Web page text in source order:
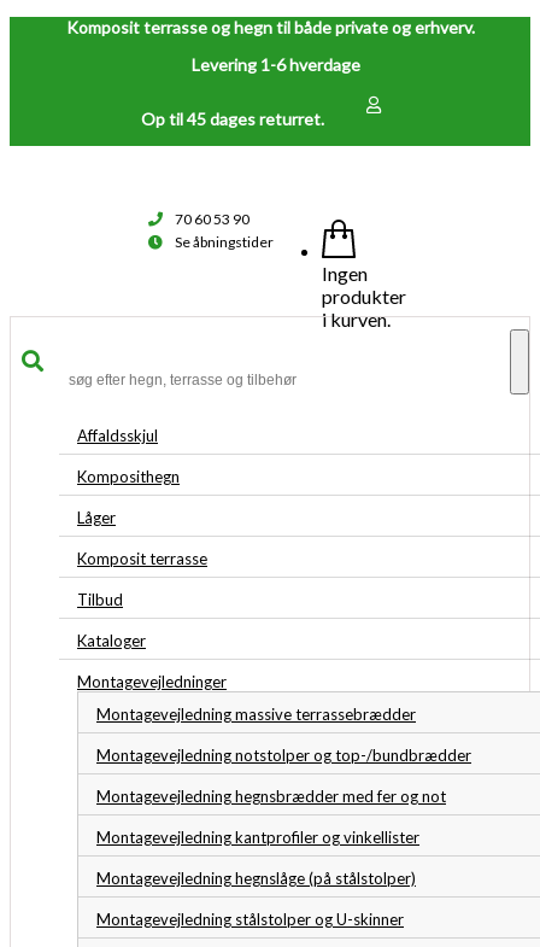
Komposit terrasse og hegn til både private og erhverv.
Levering 1-6 hverdage
Op til 45 dages returret.
70 60 53 90
Se åbningstider
Ingen
produkter
i kurven.
Affaldsskjul
Komposithegn
Låger
Komposit terrasse
Tilbud
Kataloger
Montagevejledninger
Montagevejledning massive terrassebrædder
Montagevejledning notstolper og top-/bundbrædder
Montagevejledning hegnsbrædder med fer og not
Montagevejledning kantprofiler og vinkellister
Montagevejledning hegnslåge (på stålstolper)
Montagevejledning stålstolper og U-skinner